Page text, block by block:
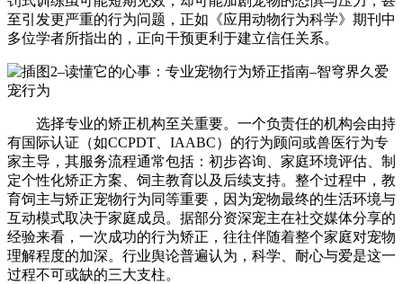
至引发更严重的行为问题，正如《应用动物行为科学》期刊中
多位学者所指出的，正向干预更利于建立信任关系。
选择专业的矫正机构至关重要。一个负责任的机构会由持
有国际认证（如CCPDT、IAABC）的行为顾问或兽医行为专
家主导，其服务流程通常包括：初步咨询、家庭环境评估、制
定个性化矫正方案、饲主教育以及后续支持。整个过程中，教
育饲主与矫正宠物行为同等重要，因为宠物最终的生活环境与
互动模式取决于家庭成员。据部分资深宠主在社交媒体分享的
经验来看，一次成功的行为矫正，往往伴随着整个家庭对宠物
理解程度的加深。行业舆论普遍认为，科学、耐心与爱是这一
过程不可或缺的三大支柱。